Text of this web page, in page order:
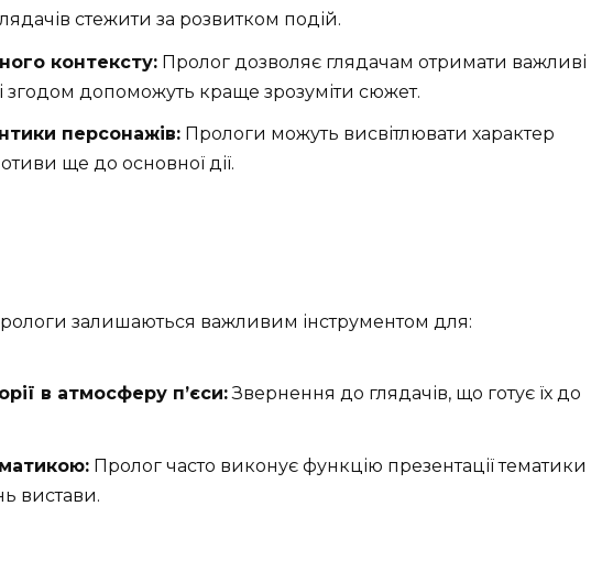
стежити за розвитком подій.
контексту: Пролог дозволяє глядачам отримати важливі
згодом допоможуть краще зрозуміти сюжет.
персонажів: Прологи можуть висвітлювати характер
ще до основної дії.
залишаються важливим інструментом для:
в атмосферу п’єси:Звернення до глядачів, що готує їх до
Пролог часто виконує функцію презентації тематики
вистави.